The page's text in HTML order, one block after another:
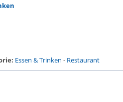
Essen & Trinken - Restaurant